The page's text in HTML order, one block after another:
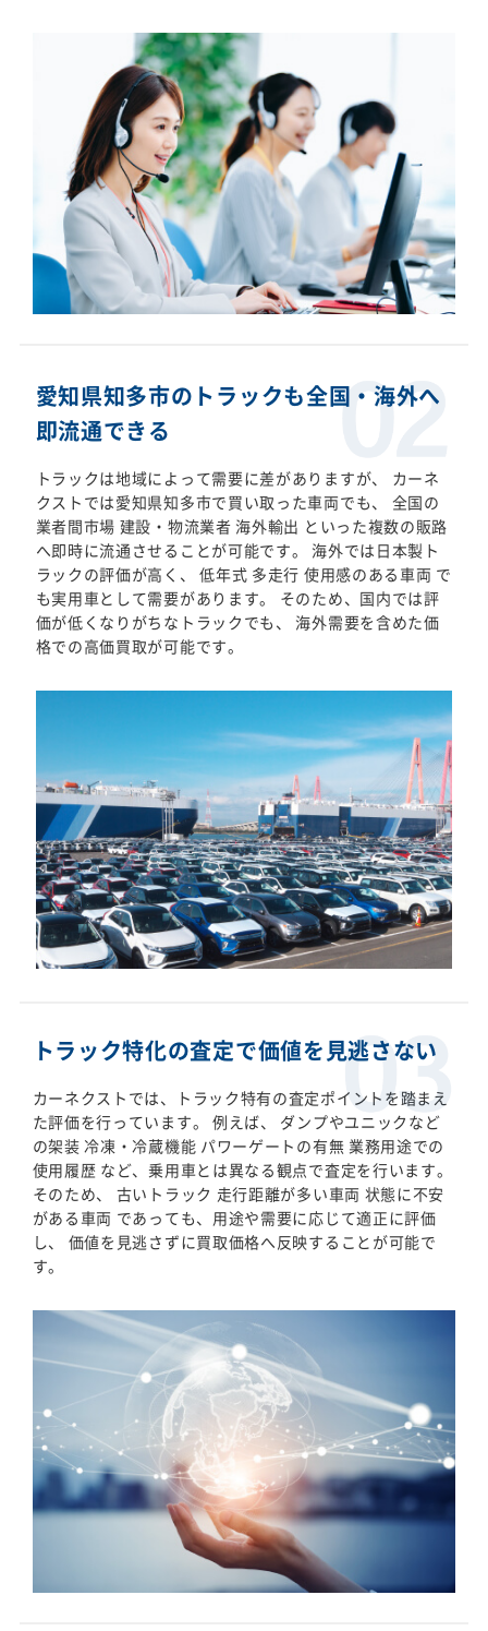
愛知県知多市のトラックも全国・海外へ
即流通できる
トラックは地域によって需要に差がありますが、 カーネ
クストでは愛知県知多市で買い取った車両でも、 全国の
業者間市場 建設・物流業者 海外輸出 といった複数の販路
へ即時に流通させることが可能です。 海外では日本製ト
ラックの評価が高く、 低年式 多走行 使用感のある車両 で
も実用車として需要があります。 そのため、国内では評
価が低くなりがちなトラックでも、 海外需要を含めた価
格での高価買取が可能です。
トラック特化の査定で価値を見逃さない
カーネクストでは、トラック特有の査定ポイントを踏まえ
た評価を行っています。 例えば、 ダンプやユニックなど
の架装 冷凍・冷蔵機能 パワーゲートの有無 業務用途での
使用履歴 など、乗用車とは異なる観点で査定を行います。
そのため、 古いトラック 走行距離が多い車両 状態に不安
がある車両 であっても、用途や需要に応じて適正に評価
し、 価値を見逃さずに買取価格へ反映することが可能で
す。